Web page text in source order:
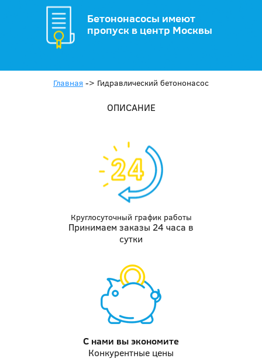
Бетононасосы имеют
пропуск в центр Москвы
Главная -> Гидравлический бетононасос
ОПИСАНИЕ
Круглосуточный график работы
Принимаем заказы 24 часа в
сутки
С нами выэкономите
Конкурентные цены